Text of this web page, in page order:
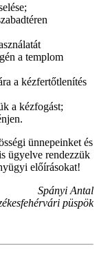
a templom
a kézfertőtlenítés
a kézfogást;
ünnepeinket és
ügyelve rendezzük
előírásokat!
Spányi Antal
püspök